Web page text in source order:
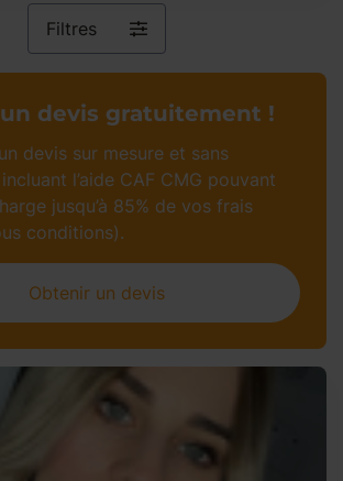
Filtres
devis gratuitement !
devis sur mesure et sans
l’aide CAF CMG pouvant
jusqu’à 85% de vos frais
conditions).
Obtenir un devis